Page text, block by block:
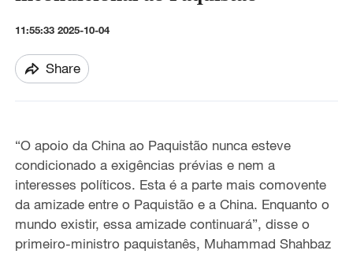
11:55:33 2025-10-04
Share
“O apoio da China ao Paquistão nunca esteve
condicionado a exigências prévias e nem a
interesses políticos. Esta é a parte mais comovente
da amizade entre o Paquistão e a China. Enquanto o
mundo existir, essa amizade continuará”, disse o
primeiro-ministro paquistanês, Muhammad Shahbaz